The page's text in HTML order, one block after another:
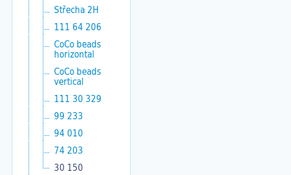
Střecha 2H
111 64 206
CoCo beads
horizontal
CoCo beads
vertical
111 30 329
99 233
94 010
74 203
30 150